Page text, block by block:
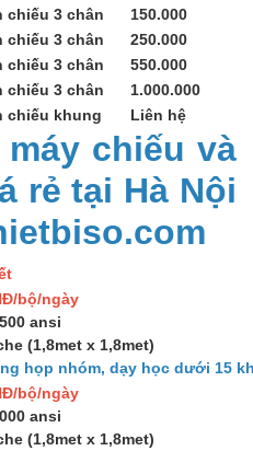
chiếu 3 chân
150.000
chiếu 3 chân
250.000
chiếu 3 chân
550.000
chiếu 3 chân
1.000.000
chiếu khung Liên hệ
chiếu và
rẻ tại Hà Nội
bộ/ngày
ansi
(1,8met x 1,8met)
họp nhóm, dạy học dưới 15
bộ/ngày
ansi
(1,8met x 1,8met)